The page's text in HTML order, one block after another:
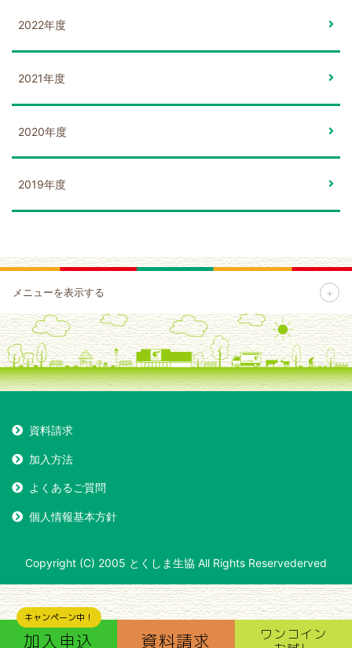
2022年度
2021年度
2020年度
2019年度
メニューを表示する +
資料請求
加入方法
よくあるご質問
個人情報基本方針
Copyright (C) 2005 とくしま生協 All Rights Reservederved
加入申込
キャンペーン中！
資料請求
ワンコイン